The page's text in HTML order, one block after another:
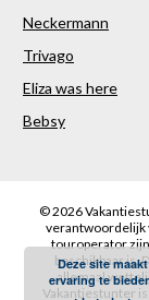
Neckermann
Trivago
Eliza was here
Bebsy
© 2026
verantwoordelijk
touroperator
beschikbaar is.
allemaal
Vakantiestunter
Deze site
ervaring te